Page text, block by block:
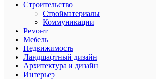
Строительство
Стройматериалы
Коммуникации
Ремонт
Мебель
Недвижимость
Ландшафтный дизайн
Архитектура и дизайн
Интерьер